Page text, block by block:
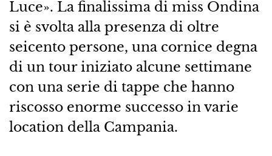
Luce». La finalissima di miss Ondina
si è svolta alla presenza di oltre
seicento persone, una cornice degna
di un tour iniziato alcune settimane
con una serie di tappe che hanno
riscosso enorme successo in varie
location della Campania.